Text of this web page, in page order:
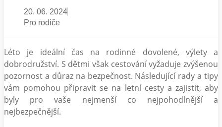
20. 06. 2024
Pro rodiče
Léto je ideální čas na rodinné dovolené, výlety a
dobrodružství. S dětmi však cestování vyžaduje zvýšenou
pozornost a důraz na bezpečnost. Následující rady a tipy
vám pomohou připravit se na letní cesty a zajistit, aby
byly pro vaše nejmenší co nejpohodlnější a
nejbezpečnější.